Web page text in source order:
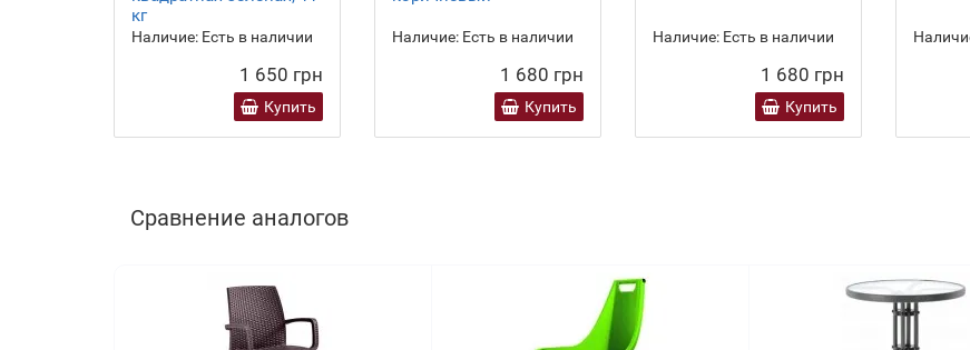
кг
Наличие: Есть в наличии
1 650 грн
Купить
Наличие: Есть в наличии
1 680 грн
Купить
Наличие: Есть в наличии
1 680 грн
Купить
Сравнение аналогов